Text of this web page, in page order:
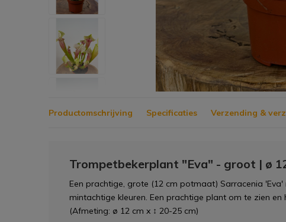
Productomschrijving Specificaties Verzending &
Trompetbekerplant "Eva" - groot | ø
Een prachtige, grote (12 cm potmaat) Sarracenia
mintachtige kleuren. Een prachtige plant om te zien en
(Afmeting: ø 12 cm x ↕ 20-25 cm)